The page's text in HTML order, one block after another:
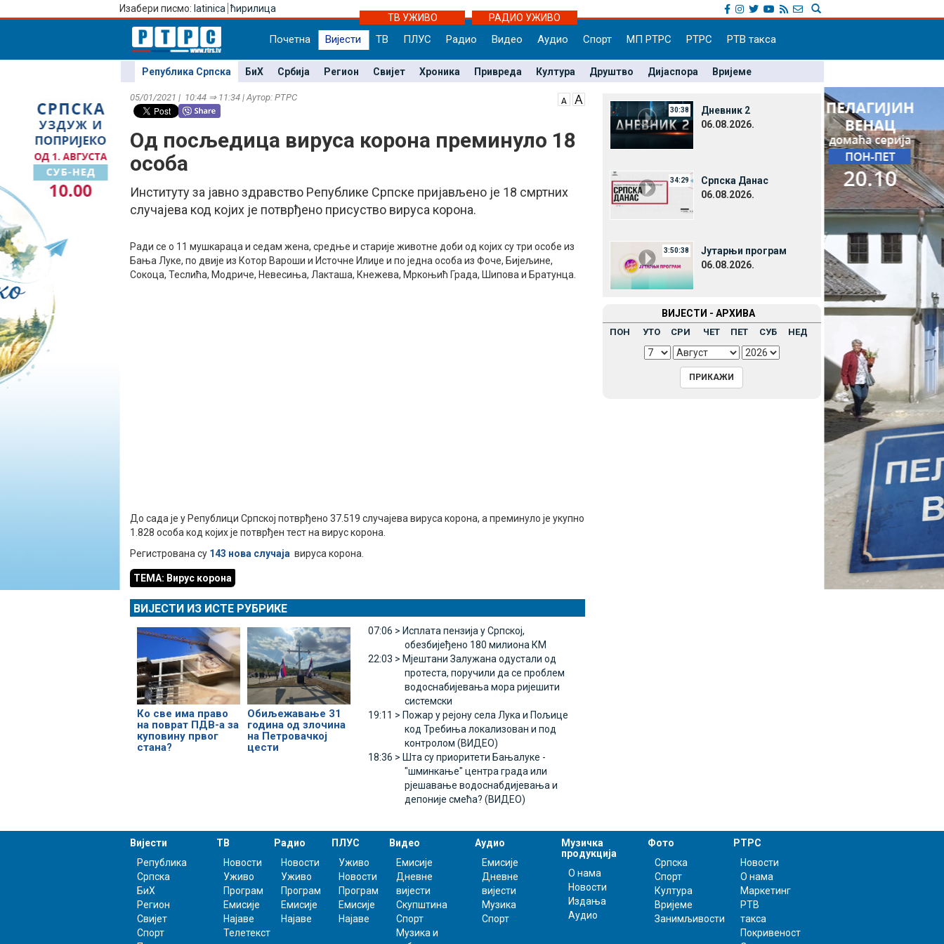
Изабери писмо: latinica ћирилица
ТВ УЖИВО
РАДИО УЖИВО
Почетна Вијести ТВ ПЛУС Радио Видео Аудио Спорт МП РТРС РТРС РТВ такса
Република Српска БиХ Србија Регион Свијет Хроника Привреда Култура Друштво Дијаспора Вријеме
05/01/2021 | 10:44 ⇒ 11:34 | Аутор: РТРС
Од посљедица вируса корона преминуло 18
особа
Институту за јавно здравство Републике Српске пријављено је 18 смртних
случајева код којих је потврђено присуство вируса корона.
Ради се о 11 мушкараца и седам жена, средње и старије животне доби од којих су три особе из
Бања Луке, по двије из Котор Вароши и Источне Илиџе и по једна особа из Фоче, Бијељине,
Сокоца, Теслића, Модриче, Невесиња, Лакташа, Кнежева, Мркоњић Града, Шипова и Братунца.
До сада је у Републици Српској потврђенo 37.519 случајева вируса корона, а преминуло је укупно
1.828 особа код којих је потврђен тест на вирус корона.
Регистрована су 143 нова случаја вируса корона.
ТЕМА: Вирус корона
ВИЈЕСТИ ИЗ ИСТЕ РУБРИКЕ
Ко све има право
на поврат ПДВ-а за
куповину првог
стана?
Обиљежавање 31
година од злочина
на Петровачкој
цести
07:06 > Исплата пензија у Српској,
обезбијеђено 180 милиона КМ
22:03 > Мјештани Залужана одустали од
протеста, поручили да се проблем
водоснабијевања мора ријешити
системски
19:11 > Пожар у рејону села Лука и Пољице
код Требиња локализован и под
контролом (ВИДЕО)
18:36 > Шта су приоритети Бањалуке -
"шминкање" центра града или
рјешавање водоснабдијевања и
депоније смећа? (ВИДЕО)
30:38
Дневник 2
06.08.2026.
34:29
Српска Данас
06.08.2026.
3:50:38
Јутарњи програм
06.08.2026.
ВИЈЕСТИ - АРХИВА
ПОН УТО СРИ ЧЕТ ПЕТ СУБ НЕД
Вијести
Република
Српска
БиХ
Регион
Свијет
Спорт
ТВ
Новости
Уживо
Програм
Емисије
Најаве
Телетекст
Радио
Новости
Уживо
Програм
Емисије
Најаве
ПЛУС
Уживо
Новости
Програм
Емисије
Најаве
Видео
Емисије
Дневне
вијести
Скупштина
Спорт
Музика и
Аудио
Емисије
Дневне
вијести
Музика
Спорт
Музичка
продукција
О нама
Новости
Издања
Аудио
Фото
Српска
Спорт
Култура
Вријеме
Занимљивости
РТРС
Новости
О нама
Маркетинг
РТВ
такса
Покривеност